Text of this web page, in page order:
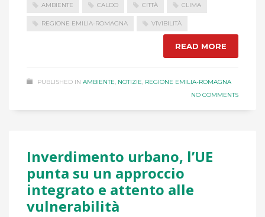
AMBIENTE CALDO CITTÀ CLIMA
REGIONE EMILIA-ROMAGNA VIVIBILITÀ
READ MORE
PUBLISHED IN AMBIENTE, NOTIZIE, REGIONE EMILIA-ROMAGNA
NO COMMENTS
Inverdimento urbano, l’UE
punta su un approccio
integrato e attento alle
vulnerabilità